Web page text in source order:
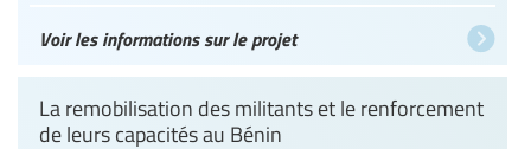
Voir les informations sur le projet
La remobilisation des militants et le renforcement
de leurs capacités au Bénin